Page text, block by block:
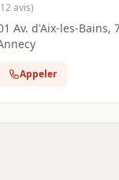
avis)
Av. d'Aix-les-Bains,
Appeler